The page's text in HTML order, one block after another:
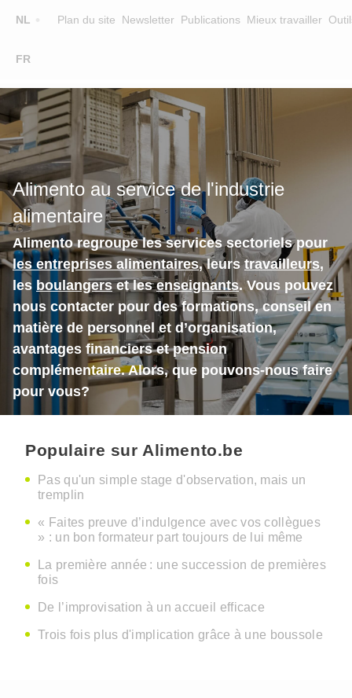
NL
FR
Plan du site Newsletter Publications Mieux travailler
Main
navigation
FORMATION
FORMATEURS
SUR ALIMENTO
EQUIPE
CONTACT
CHERCHER UNE FORMATION
Alimento au service de l'industrie
alimentaire
Alimento regroupe les services sectoriels pour
les entreprises alimentaires, leurstravailleurs,
les boulangerset lesenseignants. Vous pouvez
nous contacter pour des formations, conseil en
matière de personnel et d’organisation,
avantages financiers et pension
complémentaire. Alors, que pouvons-nous faire
pour vous?
Populaire sur Alimento.be
Pas qu'un simple stage d'observation, mais un
tremplin
« Faites preuve d’indulgence avec vos collègues
» : un bon formateur part toujours de lui même
La première année : une succession de premières
fois
De l’improvisation à un accueil efficace
Trois fois plus d'implication grâce à une boussole